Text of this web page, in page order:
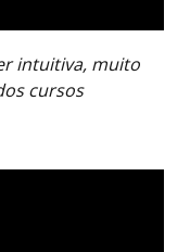
intuitiva, muito
cursos